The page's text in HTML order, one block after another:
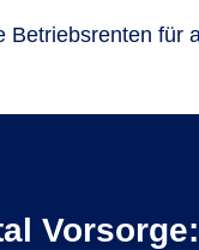
Betriebsrenten für